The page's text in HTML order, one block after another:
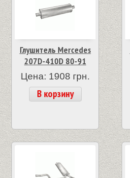
Глушитель Mercedes
207D-410D 80-91
Цена: 1908 грн.
В корзину